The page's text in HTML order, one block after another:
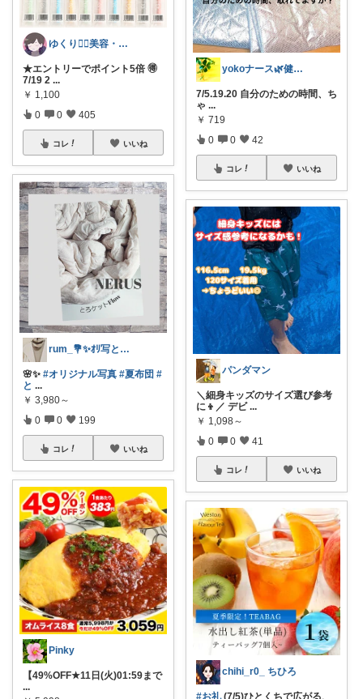
ゆくり🐕‍🦺美容・便利雑貨🤍
★エントリーでポイント5倍 🉐
7/19 2 ...
￥ 1,100
0 0 405
コレ いいね
rum_💐✨️ｵﾘ写とお買物🪷✨️
🌸✨️ #オリジナル写真 #夏布団 #
と ...
￥ 3,980～
0 0 199
コレ いいね
Pinky
【49%OFF★11日(火)01:59まで
...
yokoナース🌿健康美容/ふるさと納税
7/5.19.20 自分のための時間、ち
ゃ ...
￥ 719
0 0 42
コレ いいね
パンダマン
＼細身キッズのサイズ選び参考
に👦／ デビ ...
￥ 1,098～
0 0 41
コレ いいね
chihi_r0_ ちひろ
#お礼(7/5)ひとくちで広がる、